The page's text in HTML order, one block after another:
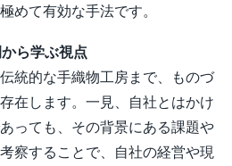
めて有効な手法です。
ら学ぶ視点
統的な手織物工房まで、ものづ
在します。一見、自社とはかけ
っても、その背景にある課題や
察することで、自社の経営や現